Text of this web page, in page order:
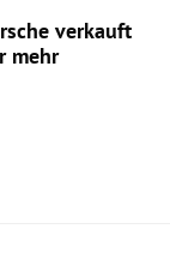
verkauft
mehr